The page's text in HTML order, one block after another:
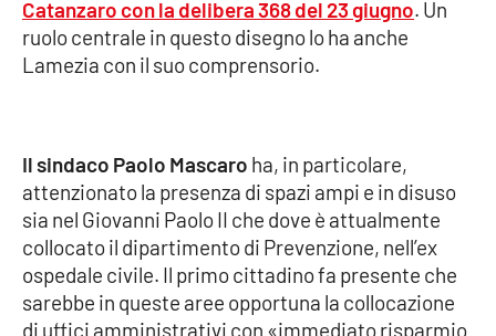
Cronaca
Economia e Lavoro
Politica
Sanità
Catanzaro con la delibera 368 del 23 giugno. Un
ruolo centrale in questo disegno lo ha anche
Lamezia con il suo comprensorio.
Il sindaco Paolo Mascaro ha, in particolare,
attenzionato la presenza di spazi ampi e in disuso
sia nel Giovanni Paolo II che dove è attualmente
collocato il dipartimento di Prevenzione, nell’ex
ospedale civile. Il primo cittadino fa presente che
sarebbe in queste aree opportuna la collocazione
di uffici amministrativi con «immediato risparmio